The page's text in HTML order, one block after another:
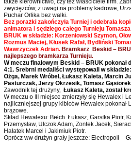
także kierownictwo, czy też właściciele firm.
zwycięzców, z uwagi na problemy kadrowe,
Puchar Orlika bez walki.
Bez porażki zakończyła Turniej i odebrała
animatora i sędziego całego Turnieju
BRUK w składzie: Korzeniowski Szymon,
Rozmus Maciej, Kłusek Rafał, Bydliński
Wawrzyczek Adrian. Bramkarz Beskid –
najlepszego bramkarza Turnieju.
W meczu finałowym Beskid – BRUK pokonał
4:1. Srebrni medaliści występowali w
Ożga, Marek Wróbel, Łukasz Kaleta, Marcin
Pasturczak, Jerzy Okrzesik, Tomasz
Zawodnik tej drużyny, Łukasz Kaleta, został
W meczu o III miejsce zmierzyły się Hewalex i
najliczniejszej grupy kibiców Hewalex pokonał
brązowe.
Skład Hewalexu: Bełch Łukasz, Garstka Piotr,
Przemysław, Ulczok Adam, Zontek Jacek,
Hałatek Marcel i Jakimiuk Piotr.
Oprócz ww drużyn grały jeszcze: Electropoli –